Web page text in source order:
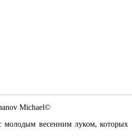
Michael©
весенним луком, которых